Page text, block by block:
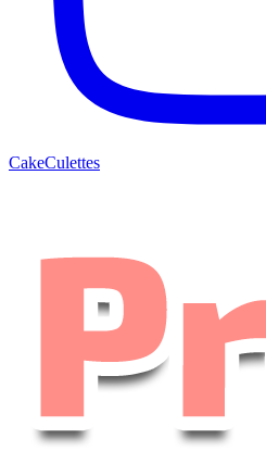
CakeCulettes